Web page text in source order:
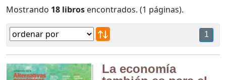
Mostrando 18 libros encontrados. (1 páginas).
1
La economía